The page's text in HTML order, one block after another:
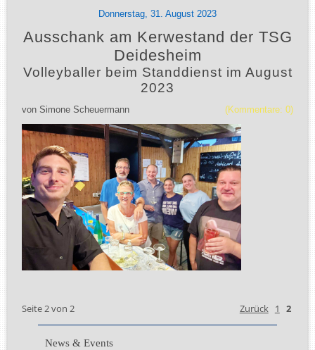
Donnerstag, 31. August 2023
Ausschank am Kerwestand der TSG
Deidesheim
Volleyballer beim Standdienst im August
2023
vonSimone Scheuermann (Kommentare: 0)
Seite 2 von 2 Zurück 1 2
News & Events